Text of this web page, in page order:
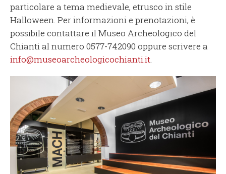
particolare a tema medievale, etrusco in stile
Halloween. Per informazioni e prenotazioni, è
possibile contattare il Museo Archeologico del
Chianti al numero 0577-742090 oppure scrivere a
info@museoarcheologicochianti.it.